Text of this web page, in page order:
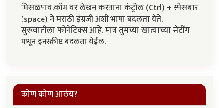
मिसळपाव.कॉम वर लेखन करताना कंट्रोल (Ctrl) + स्पेसबार
(space) ने मराठी इंग्रजी अशी भाषा बदलता येते.
सुरूवातीला फोनेटिक्स आहे. मात्र तुमच्या खात्याच्या सेटींग
मधून इनस्क्रीप्ट बदलता येईल.
कोण कोण आलंय?